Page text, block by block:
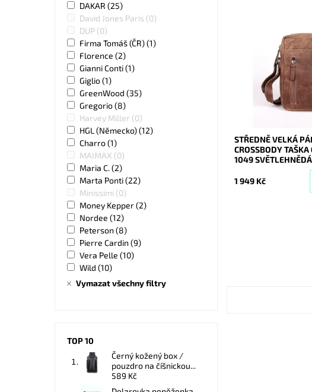
Kožená pánská
crossbody značky
velikosti se zapínám
Dostupnost:
17168
Značka:
2 roky
STŘEDNĚ VELKÁ
CROSSBODY
1049 SVĚTLEHNĚDÁ
1 949 Kč
DAKAR (25)
David Jones Paris (0)
DUP (0)
Firma Tomáš (ČR)(1)
Florence (2)
Gianni Conti(1)
Giglio(1)
GreenWood (35)
Gregorio(8)
Harvey Miller (0)
HGL (Německo)(12)
Charro(1)
MAIMAX (0)
Maria C.(2)
Marta Ponti(22)
Minissimi (0)
Money Kepper(2)
Nordee (12)
Peterson (8)
Pierre Cardin (9)
Vera Pelle (10)
Wild (10)
Vymazat všechny filtry
TOP 10
Černý kožený box /
pouzdro na číšnickou...
589 Kč